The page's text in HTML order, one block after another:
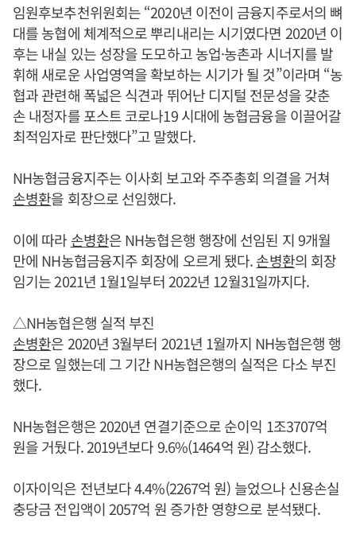
임원후보추천위원회는 “2020년 이전이 금융지주로서의 뼈
대를 농협에 체계적으로 뿌리내리는 시기였다면 2020년 이
후는 내실 있는 성장을 도모하고 농업·농촌과 시너지를 발
휘해 새로운 사업영역을 확보하는 시기가 될 것”이라며 “농
협과 관련해 폭넓은 식견과 뛰어난 디지털 전문성을 갖춘
손 내정자를 포스트 코로나19 시대에 농협금융을 이끌어갈
최적임자로 판단했다”고 말했다.
NH농협금융지주는 이사회 보고와 주주총회 의결을 거쳐
손병환을 회장으로 선임했다.
이에 따라 손병환은 NH농협은행 행장에 선임된 지 9개월
만에 NH농협금융지주 회장에 오르게 됐다.손병환의 회장
임기는 2021년 1월1일부터 2022년 12월31일까지다.
△NH농협은행 실적 부진
손병환은 2020년 3월부터 2021년 1월까지 NH농협은행 행
장으로 일했는데 그 기간 NH농협은행의 실적은 다소 부진
했다.
NH농협은행은 2020년 연결기준으로 순이익 1조3707억
원을 거뒀다. 2019년보다 9.6%(1464억 원) 감소했다.
이자이익은 전년보다 4.4%(2267억 원) 늘었으나 신용손실
충당금 전입액이 2057억 원 증가한 영향으로 분석됐다.